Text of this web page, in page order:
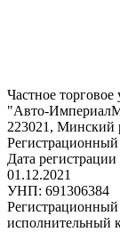
Частное
"Авто-
223021, Минский
Регистрационный
Дата
01.12.2021
УНП: 691306384
исполнительный